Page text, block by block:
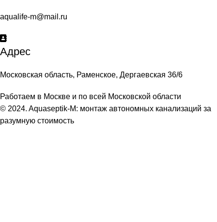
aqualife-m@mail.ru
Адрес
Московская область, Раменское, Дергаевская 36/6
Работаем в Москве и по всей Московской области
© 2024. Aquaseptik-M: монтаж автономных канализаций за
разумную стоимость